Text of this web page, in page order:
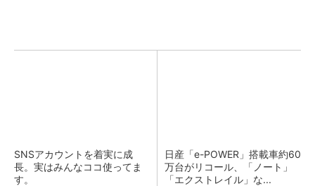
SNSアカウントを着実に成
長。実はみんなココ使ってま
す。
日産「e-POWER」搭載車約60
万台がリコール、「ノート」
「エクストレイル」な...